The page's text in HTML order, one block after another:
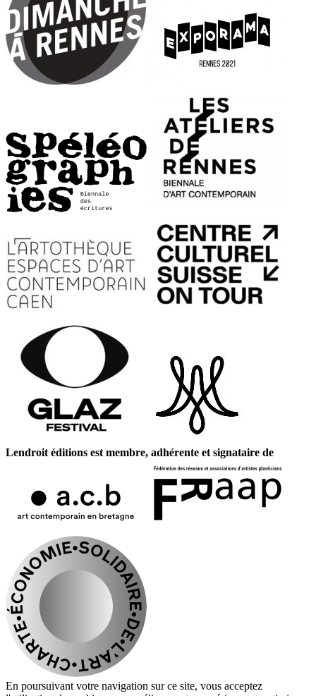
Lendroit éditions est membre, adhérente et signataire de
En poursuivant votre navigation sur ce site, vous acceptez